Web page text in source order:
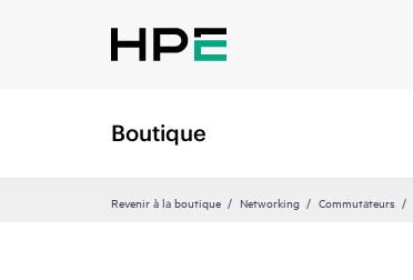
Boutique
Revenir à la boutique Networking Commutateurs